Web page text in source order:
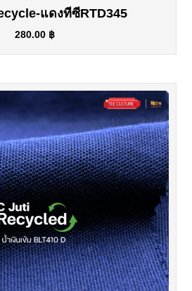
แดงทีซีRTD345
280.00 ฿